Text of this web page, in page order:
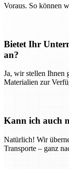
Voraus. So können
Bietet Ihr
an?
Ja, wir stellen Ihnen
Materialien zur
Kann ich auch
Natürlich! Wir
Transporte – ganz